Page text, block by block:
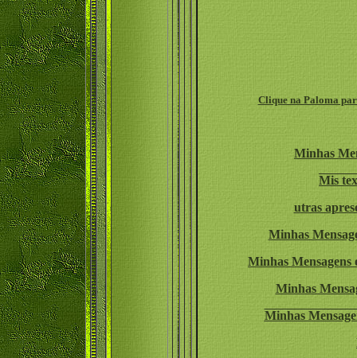
Clique na Paloma
Minhas
Mis
utras
Minhas
Minhas
Minhas
Minhas